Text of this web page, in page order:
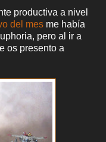
productiva a nivel
del mes me había
pero al ir a
os presento a